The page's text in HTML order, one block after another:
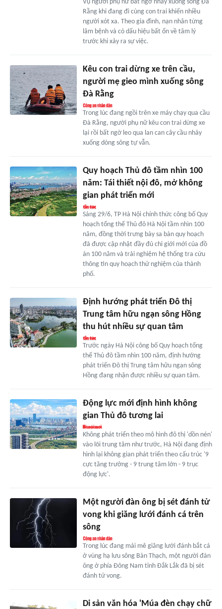
Vụ người phụ nữ bất ngờ nhảy xuống sông Đà
Rằng khi đang đi cùng con trai khiến nhiều
người xót xa. Theo gia đình, nạn nhân từng
lâm bệnh và có dấu hiệu bất ổn về tâm lý
trước khi xảy ra sự việc.
Kêu con trai dừng xe trên cầu,
người mẹ gieo mình xuống sông
Đà Rằng
Trong lúc đang ngồi trên xe máy chạy qua cầu
Đà Rằng, người phụ nữ kêu con trai dừng xe
lại rồi bất ngờ leo qua lan can cây cầu nhảy
xuống dòng sông tự vẫn.
Quy hoạch Thủ đô tầm nhìn 100
năm: Tái thiết nội đô, mở không
gian phát triển mới
Sáng 29/6, TP Hà Nội chính thức công bố Quy
hoạch tổng thể Thủ đô Hà Nội tầm nhìn 100
năm, đồng thời trưng bày sa bàn quy hoạch
đã được cập nhật đầy đủ chỉ giới mới của đồ
án 100 năm và trải nghiệm hệ thống tra cứu
thông tin quy hoạch thử nghiệm của thành
phố.
Định hướng phát triển Đô thị
Trung tâm hữu ngạn sông Hồng
thu hút nhiều sự quan tâm
Trước ngày Hà Nội công bố Quy hoạch tổng
thể Thủ đô tầm nhìn 100 năm, định hướng
phát triển Đô thị Trung tâm hữu ngạn sông
Hồng đang nhận được nhiều sự quan tâm.
Động lực mới định hình không
gian Thủ đô tương lai
Không phát triển theo mô hình đô thị 'dồn nén'
vào lõi trung tâm như trước, Hà Nội đang định
hình lại không gian phát triển theo cấu trúc '9
cực tăng trưởng - 9 trung tâm lớn - 9 trục
động lực'.
Một người đàn ông bị sét đánh tử
vong khi giăng lưới đánh cá trên
sông
Trong lúc đang mải mê giăng lưới đánh bắt cá
ở vùng hạ lưu sông Bàn Thạch, một người đàn
ông ở phía Đông Nam tỉnh Đắk Lắk đã bị sét
đánh tử vong.
Di sản văn hóa 'Múa đèn chạy chữ